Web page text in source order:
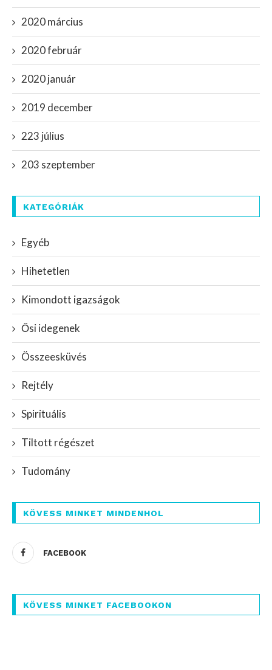
2020 március
2020 február
2020 január
2019 december
223 július
203 szeptember
KATEGÓRIÁK
Egyéb
Hihetetlen
Kimondott igazságok
Ősi idegenek
Összeesküvés
Rejtély
Spirituális
Tiltott régészet
Tudomány
KÖVESS MINKET MINDENHOL
FACEBOOK
KÖVESS MINKET FACEBOOKON